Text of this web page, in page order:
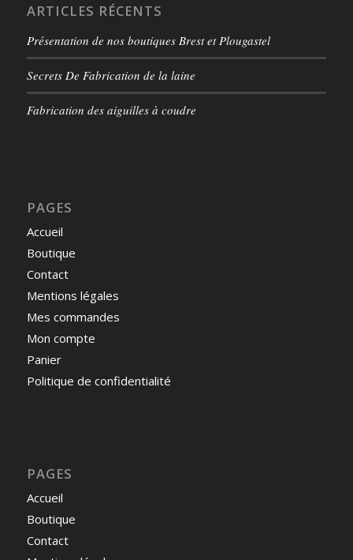
ARTICLES RÉCENTS
Présentation de nos boutiques Brest et Plougastel
Secrets De Fabrication de la laine
Fabrication des aiguilles à coudre
PAGES
Accueil
Boutique
Contact
Mentions légales
Mes commandes
Mon compte
Panier
Politique de confidentialité
PAGES
Accueil
Boutique
Contact